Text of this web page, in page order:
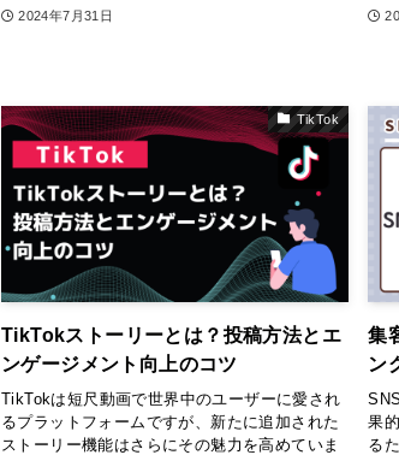
2024年7月31日
TikTok
TikTokストーリーとは？投稿方法とエ
ンゲージメント向上のコツ
TikTokは短尺動画で世界中のユーザーに愛され
るプラットフォームですが、新たに追加された
ストーリー機能はさらにその魅力を高めていま
集
ン
果
る